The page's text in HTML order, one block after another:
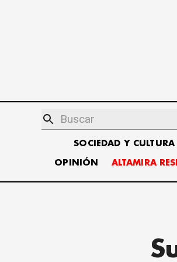
SOCIEDAD Y CULTURA
OPINIÓN ALTAMIRA